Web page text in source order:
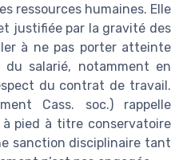
ressources humaines. Elle
justifiée par la gravité des
à ne pas porter atteinte
salarié, notamment en
du contrat de travail.
Cass. soc.) rappelle
pied à titre conservatoire
sanction disciplinaire tant